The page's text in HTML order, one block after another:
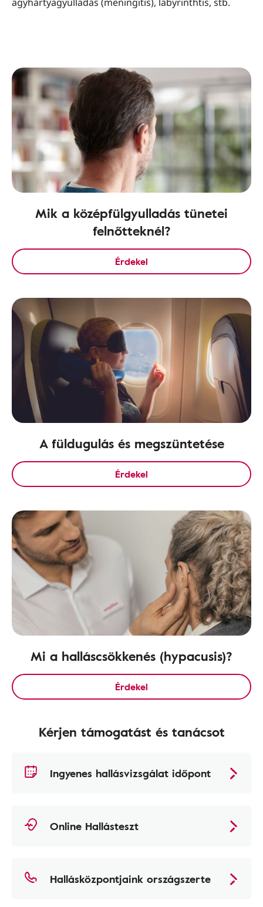
Mik a középfülgyulladás tünetei
felnőtteknél?
Érdekel
A füldugulás és megszüntetése
Érdekel
Mi a halláscsökkenés (hypacusis)?
Érdekel
Kérjen támogatást és tanácsot
Ingyenes hallásvizsgálat időpont
Online Hallásteszt
Hallásközpontjaink országszerte